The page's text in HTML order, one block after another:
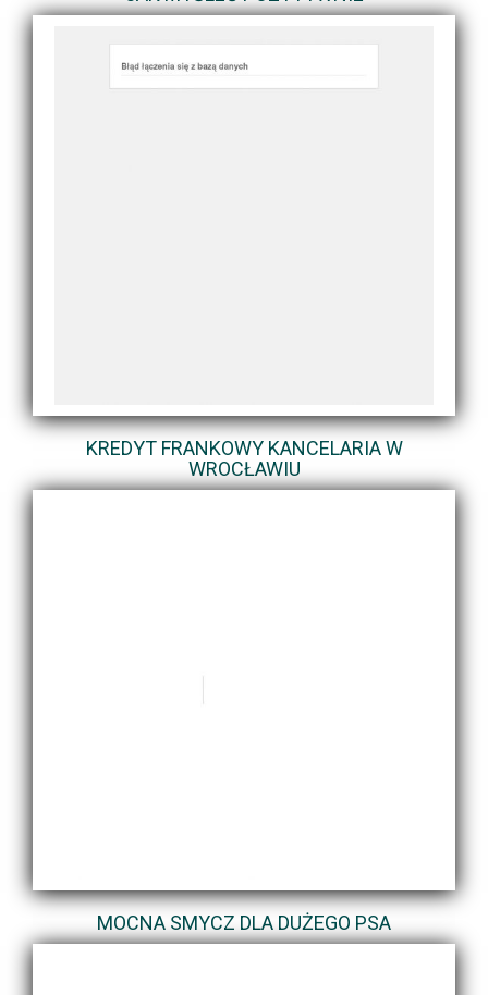
KREDYT FRANKOWY KANCELARIA W
WROCŁAWIU
MOCNA SMYCZ DLA DUŻEGO PSA